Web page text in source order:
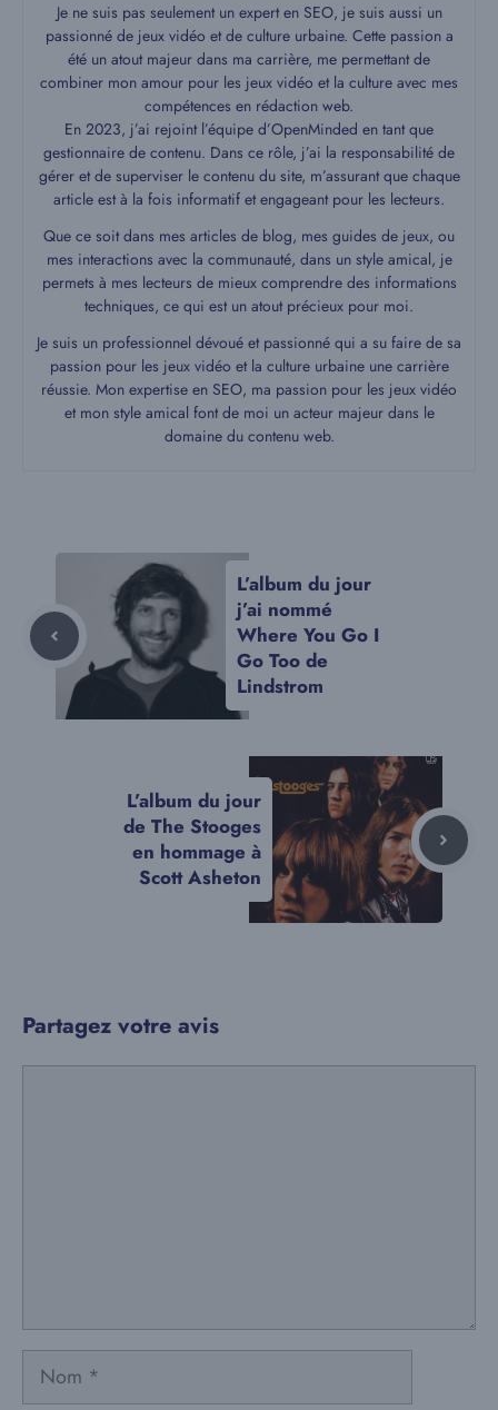
Je ne suis pas seulement un expert en SEO, je suis aussi un
passionné de jeux vidéo et de culture urbaine. Cette passion a
été un atout majeur dans ma carrière, me permettant de
combiner mon amour pour les jeux vidéo et la culture avec mes
compétences en rédaction web.
En 2023, j’ai rejoint l’équipe d’OpenMinded en tant que
gestionnaire de contenu. Dans ce rôle, j’ai la responsabilité de
gérer et de superviser le contenu du site, m’assurant que chaque
article est à la fois informatif et engageant pour les lecteurs.
Que ce soit dans mes articles de blog, mes guides de jeux, ou
mes interactions avec la communauté, dans un style amical, je
permets à mes lecteurs de mieux comprendre des informations
techniques, ce qui est un atout précieux pour moi.
Je suis un professionnel dévoué et passionné qui a su faire de sa
passion pour les jeux vidéo et la culture urbaine une carrière
réussie. Mon expertise en SEO, ma passion pour les jeux vidéo
et mon style amical font de moi un acteur majeur dans le
domaine du contenu web.
L’album du jour
j’ai nommé
Where You Go I
Go Too de
Lindstrom
L’album du jour
de The Stooges
en hommage à
Scott Asheton
Partagez votre avis
Nom